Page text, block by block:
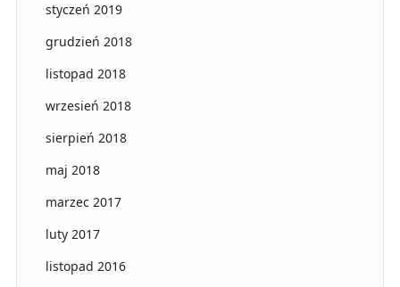
styczeń 2019
grudzień 2018
listopad 2018
wrzesień 2018
sierpień 2018
maj 2018
marzec 2017
luty 2017
listopad 2016